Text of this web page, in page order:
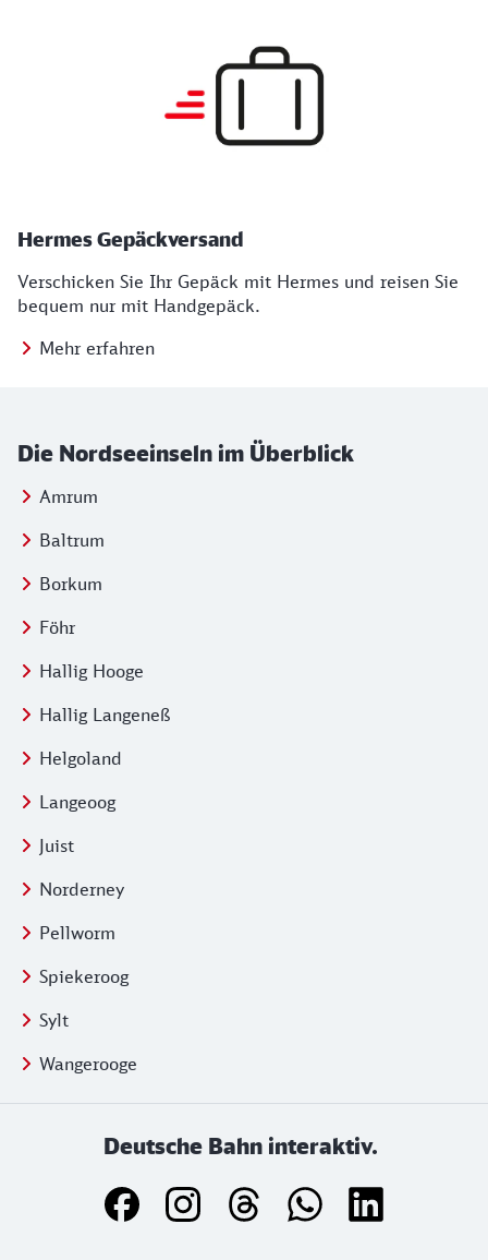
Hermes Gepäckversand
Verschicken Sie Ihr Gepäck mit Hermes und reisen Sie
bequem nur mit Handgepäck.
Mehr erfahren
Die Nordseeinseln im Überblick
Amrum
Baltrum
Borkum
Föhr
Hallig Hooge
Hallig Langeneß
Helgoland
Langeoog
Juist
Norderney
Pellworm
Spiekeroog
Sylt
Wangerooge
Deutsche Bahn interaktiv.